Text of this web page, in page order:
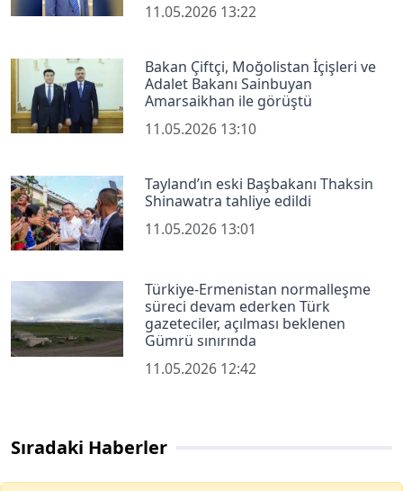
11.05.2026 13:22
Bakan Çiftçi, Moğolistan İçişleri ve
Adalet Bakanı Sainbuyan
Amarsaikhan ile görüştü
11.05.2026 13:10
Tayland’ın eski Başbakanı Thaksin
Shinawatra tahliye edildi
11.05.2026 13:01
Türkiye-Ermenistan normalleşme
süreci devam ederken Türk
gazeteciler, açılması beklenen
Gümrü sınırında
11.05.2026 12:42
Sıradaki Haberler